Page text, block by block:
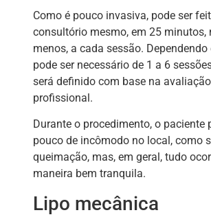
Como é pouco invasiva, pode ser
consultório mesmo, em 25 minutos,
menos, a cada sessão. Dependendo
pode ser necessário de 1 a 6
será definido com base na
profissional.
Durante o procedimento, o paciente
pouco de incômodo no local, como
queimação, mas, em geral, tudo
maneira bem tranquila.
Lipo mecânica